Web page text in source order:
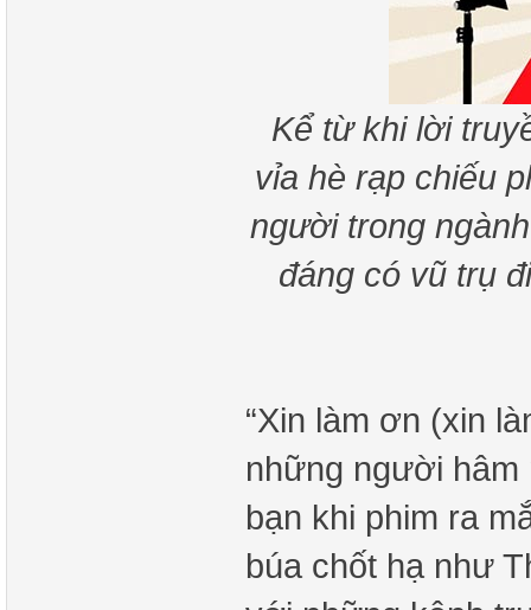
Kể từ khi lời
vỉa hè rạp chiếu
người trong
đáng có vũ trụ
“Xin làm ơn (xin
những người hâm
bạn khi phim ra
búa chốt hạ như